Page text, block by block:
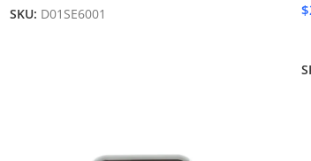
SKU: D01SE6001
$